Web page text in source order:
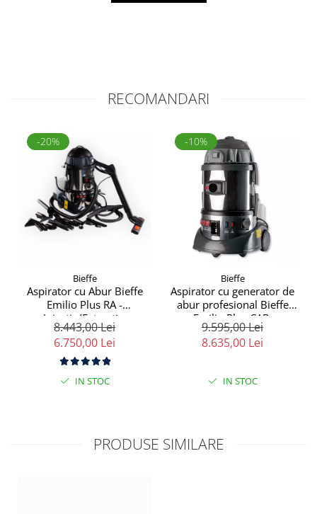
RECOMANDARI
-20%
Bieffe
Aspirator cu Abur Bieffe
Emilio Plus RA -
Injectie/Extractie,
Reumplere Automata, 6
Bar
8.443,00 Lei
6.750,00 Lei
IN STOC
-10%
Bieffe
Aspirator cu generator de
abur profesional Bieffe
Emilio Plus CAR,
injectie/extractie, 2000W,
6bar
9.595,00 Lei
8.635,00 Lei
IN STOC
PRODUSE SIMILARE